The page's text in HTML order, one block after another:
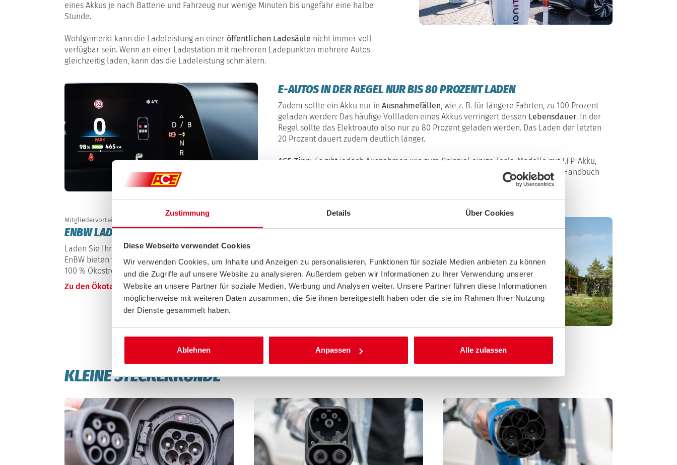
Zustimmung Details Über Cookies
Diese Webseite verwendet Cookies
Wir verwenden Cookies, um Inhalte und Anzeigen zu personalisieren, Funktionen für soziale Medien anbieten zu können
und die Zugriffe auf unsere Website zu analysieren. Außerdem geben wir Informationen zu Ihrer Verwendung unserer
Website an unsere Partner für soziale Medien, Werbung und Analysen weiter. Unsere Partner führen diese Informationen
möglicherweise mit weiteren Daten zusammen, die Sie ihnen bereitgestellt haben oder die sie im Rahmen Ihrer Nutzung
der Dienste gesammelt haben.
Ablehnen Anpassen Alle zulassen
eines Akkus je nach Batterie und Fahrzeug nur wenige Minuten bis ungefähr eine halbe
Stunde.
Wohlgemerkt kann die Ladeleistung an einer öffentlichen Ladesäule nicht immer voll
verfügbar sein. Wenn an einer Ladestation mit mehreren Ladepunkten mehrere Autos
gleichzeitig laden, kann das die Ladeleistung schmälern.
E-AUTOS IN DER REGEL NUR BIS 80 PROZENT LADEN
Zudem sollte ein Akku nur in Ausnahmefällen, wie z. B. für längere Fahrten, zu 100 Prozent
geladen werden: Das häufige Vollladen eines Akkus verringert dessen Lebensdauer. In der
Regel sollte das Elektroauto also nur zu 80 Prozent geladen werden. Das Laden der letzten
20 Prozent dauert zudem deutlich länger.
ACE-Tipp: Es gibt jedoch Ausnahmen wie zum Beispiel einige Tesla-Modelle mit LFP-Akku,
bei denen der Hersteller sogar empfiehlt, regelmäßig auf 100 Prozent zu laden. Handbuch
Anzeige
Mitgliedervorteil
ENBW LADETARIF FÜR ZUHAUSE MIT 50€ LADEBONUS
Laden Sie Ihr E-Auto nicht nur unterwegs, sondern auch zuhause. In Kooperation mit der
EnBW bieten wir ACE-Mitgliedern neben der Ladekarte auch einen Ökotarif für zuhause, mit
100 % Ökostrom und 50 € Ladebonus.
Zu den Ökotarifen für zuhause
KLEINE STECKERKUNDE